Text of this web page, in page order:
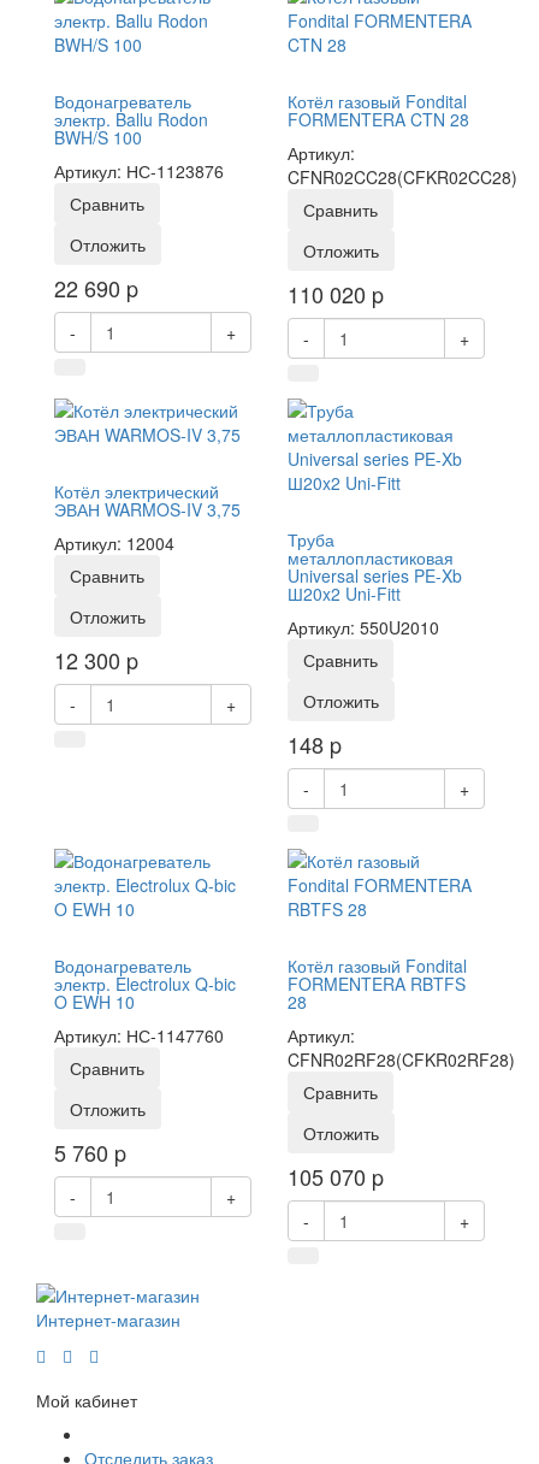
Водонагреватель
электр. Ballu Rodon
BWH/S 100
Артикул: НС-1123876
Сравнить
Отложить
22 690 p
- +
Котёл газовый Fondital
FORMENTERA CTN 28
Артикул:
CFNR02CC28(CFKR02CC28)
Сравнить
Отложить
110 020 p
- +
Котёл электрический
ЭВАН WARMOS-IV 3,75
Артикул: 12004
Сравнить
Отложить
12 300 p
- +
Труба
металлопластиковая
Universal series PE-Xb
Ш20x2 Uni-Fitt
Артикул: 550U2010
Сравнить
Отложить
148 p
- +
Водонагреватель
электр. Electrolux Q-bic
O EWH 10
Артикул: НС-1147760
Сравнить
Отложить
5 760 p
- +
Котёл газовый Fondital
FORMENTERA RBTFS
28
Артикул:
CFNR02RF28(CFKR02RF28)
Сравнить
Отложить
105 070 p
- +
Интернет-магазин
Мой кабинет
Отследить заказ